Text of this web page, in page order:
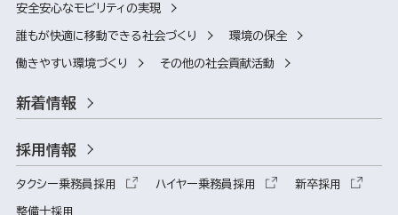
安全安心なモビリティの実現
誰もが快適に移動できる社会づくり 環境の保全
働きやすい環境づくり その他の社会貢献活動
新着情報
採用情報
タクシー乗務員採用 ハイヤー乗務員採用 新卒採用
整備士採用